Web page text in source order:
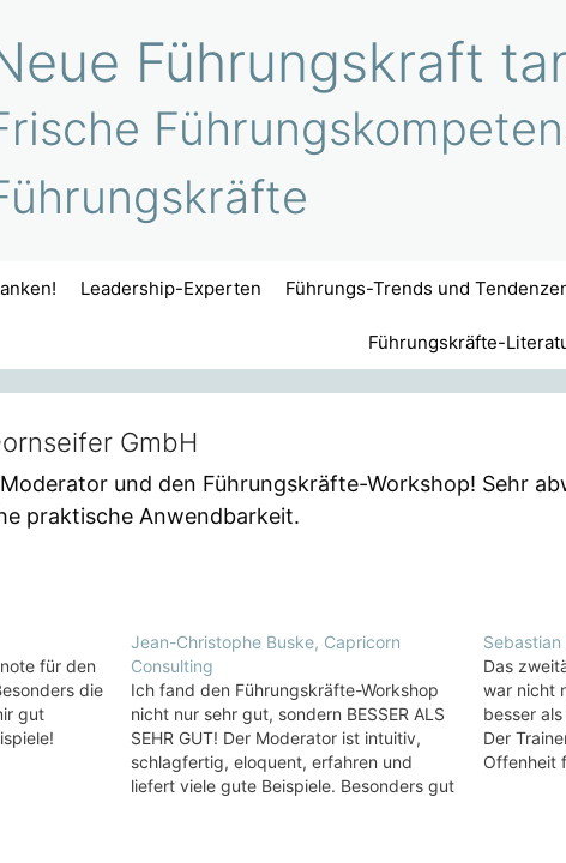
Führungskraft
Leadership-Experten Führungs-Trends und
Führungskräfte-
GmbH
und den Führungskräfte-Workshop! Sehr
praktische Anwendbarkeit.
für den
die
gut
Jean-Christophe Buske, Capricorn
Consulting
Ich fand den Führungskräfte-Workshop
nicht nur sehr gut, sondern BESSER ALS
SEHR GUT! Der Moderator ist intuitiv,
schlagfertig, eloquent, erfahren und
liefert viele gute Beispiele. Besonders gut
Das
war nicht
besser
Der
Offenheit